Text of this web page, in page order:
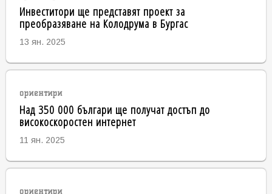
Инвеститори ще представят проект за
преобразяване на Колодрума в Бургас
13 ян. 2025
ориентири
Над 350 000 българи ще получат достъп до
високоскоростен интернет
11 ян. 2025
ориентири